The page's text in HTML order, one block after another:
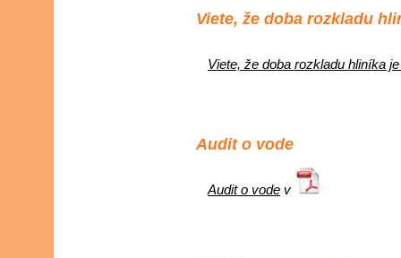
Viete, že doba rozkladu
Viete, že doba rozkladu hliníka
Audit o vode
Audit o vode v